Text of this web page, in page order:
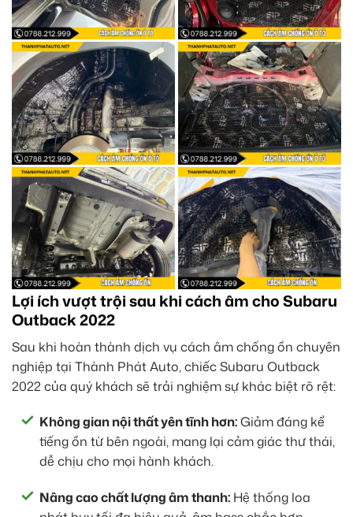
Lợi ích vượt trội sau khi cách âm cho Subaru
Outback 2022
Sau khi hoàn thành dịch vụ cách âm chống ồn chuyên
nghiệp tại Thành Phát Auto, chiếc Subaru Outback
2022 của quý khách sẽ trải nghiệm sự khác biệt rõ rệt:
Không gian nội thất yên tĩnh hơn:Giảm đáng kể
tiếng ồn từ bên ngoài, mang lại cảm giác thư thái,
dễ chịu cho mọi hành khách.
Nâng cao chất lượng âm thanh: Hệ thống loa